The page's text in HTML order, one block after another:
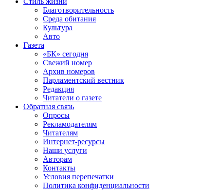
Благотворительность
Среда обитания
Культура
Авто
Газета
«БК» сегодня
Свежий номер
Архив номеров
Парламентский вестник
Редакция
Читатели о газете
Обратная связь
Опросы
Рекламодателям
Читателям
Интернет-ресурсы
Наши услуги
Авторам
Контакты
Условия перепечатки
Политика конфиденциальности